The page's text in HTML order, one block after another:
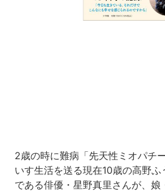
2歳の時に難病「先天性ミオパチ
いす生活を送る現在10歳の高野
である俳優・星野真里さんが、娘